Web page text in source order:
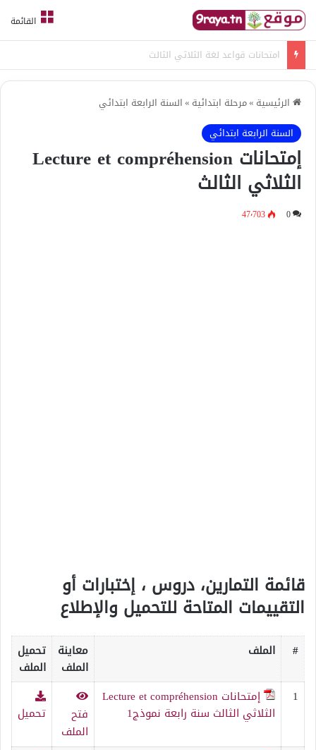
القائمة
امتحانات قواعد لغة الثلاثي الثالث
الرئيسية »مرحلة ابتدائية »السنة الرابعة ابتدائي
السنة الرابعة ابتدائي
إمتحانات Lecture et compréhension
الثلاثي الثالث
0 47٬703
قائمة التمارين، دروس ، إختبارات أو
التقييمات المتاحة للتحميل والإطلاع
# الملف
معاينة
الملف
تحميل
الملف
1
إمتحانات Lecture et compréhension
الثلاثي الثالث سنة رابعة نموذج1
فتح
الملف
تحميل